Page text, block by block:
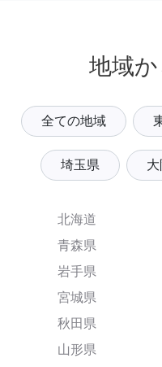
地域
全ての地域
埼玉県
北海道
青森県
岩手県
宮城県
秋田県
山形県